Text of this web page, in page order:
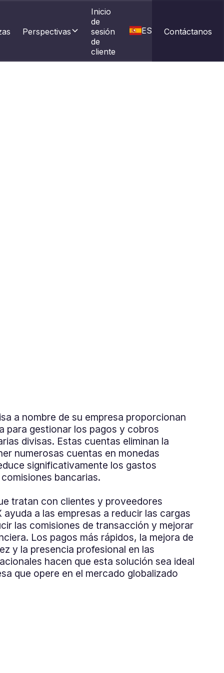
Perspectivas
Inicio
de
sesión
de
cliente
ES Contáctanos
a nombre de su empresa proporcionan
para gestionar los pagos y cobros
divisas. Estas cuentas eliminan la
numerosas cuentas en monedas
significativamente los gastos
bancarias.
tratan con clientes y proveedores
ayuda a las empresas a reducir las cargas
las comisiones de transacción y mejorar
Los pagos más rápidos, la mejora de
y la presencia profesional en las
hacen que esta solución sea ideal
que opere en el mercado globalizado